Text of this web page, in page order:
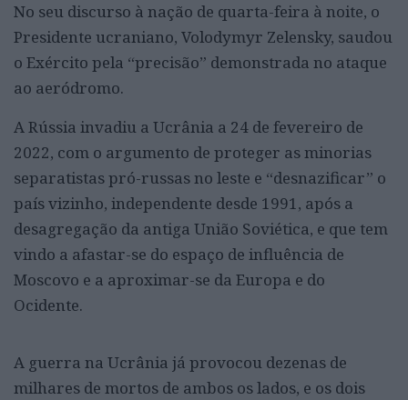
No seu discurso à nação de quarta-feira à noite, o
Presidente ucraniano, Volodymyr Zelensky, saudou
o Exército pela “precisão” demonstrada no ataque
ao aeródromo.
A Rússia invadiu a Ucrânia a 24 de fevereiro de
2022, com o argumento de proteger as minorias
separatistas pró-russas no leste e “desnazificar” o
país vizinho, independente desde 1991, após a
desagregação da antiga União Soviética, e que tem
vindo a afastar-se do espaço de influência de
Moscovo e a aproximar-se da Europa e do
Ocidente.
A guerra na Ucrânia já provocou dezenas de
milhares de mortos de ambos os lados, e os dois